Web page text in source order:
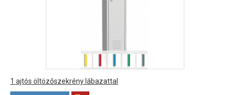
1 ajtós öltözőszekrény lábazattal